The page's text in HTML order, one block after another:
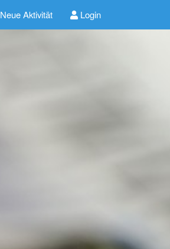
Neue Aktivität Login